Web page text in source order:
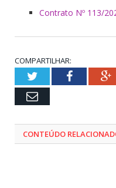
Contrato Nº 113/
COMPARTILHAR:
TwitterFacebook
Email
CONTEÚDO